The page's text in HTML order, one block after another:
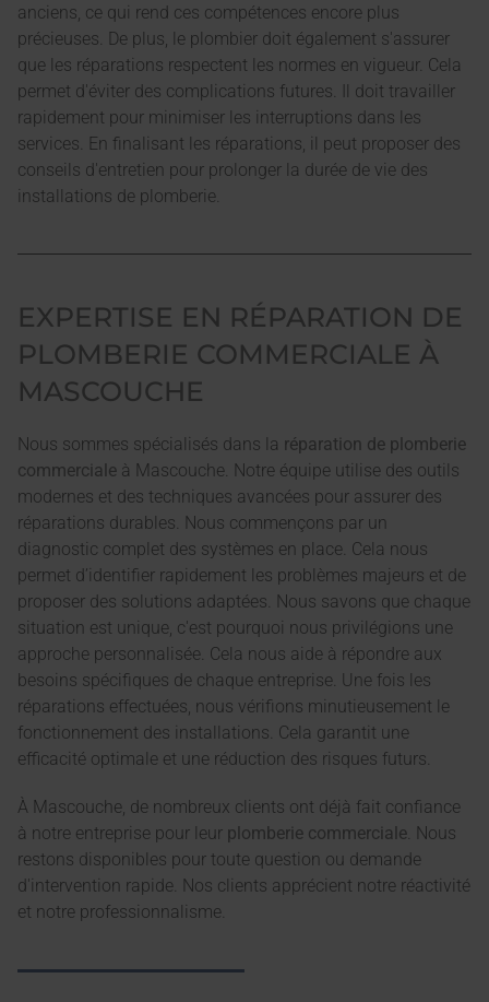
anciens, ce qui rend ces compétences encore plus
précieuses. De plus, le plombier doit également s'assurer
que les réparations respectent les normes en vigueur. Cela
permet d'éviter des complications futures. Il doit travailler
rapidement pour minimiser les interruptions dans les
services. En finalisant les réparations, il peut proposer des
conseils d'entretien pour prolonger la durée de vie des
installations de plomberie.
EXPERTISE EN RÉPARATION DE
PLOMBERIE COMMERCIALE À
MASCOUCHE
Nous sommes spécialisés dans la réparation de plomberie
commerciale à Mascouche. Notre équipe utilise des outils
modernes et des techniques avancées pour assurer des
réparations durables. Nous commençons par un
diagnostic complet des systèmes en place. Cela nous
permet d’identifier rapidement les problèmes majeurs et de
proposer des solutions adaptées. Nous savons que chaque
situation est unique, c'est pourquoi nous privilégions une
approche personnalisée. Cela nous aide à répondre aux
besoins spécifiques de chaque entreprise. Une fois les
réparations effectuées, nous vérifions minutieusement le
fonctionnement des installations. Cela garantit une
efficacité optimale et une réduction des risques futurs.
À Mascouche, de nombreux clients ont déjà fait confiance
à notre entreprise pour leur plomberie commerciale . Nous
restons disponibles pour toute question ou demande
d'intervention rapide. Nos clients apprécient notre réactivité
et notre professionnalisme.